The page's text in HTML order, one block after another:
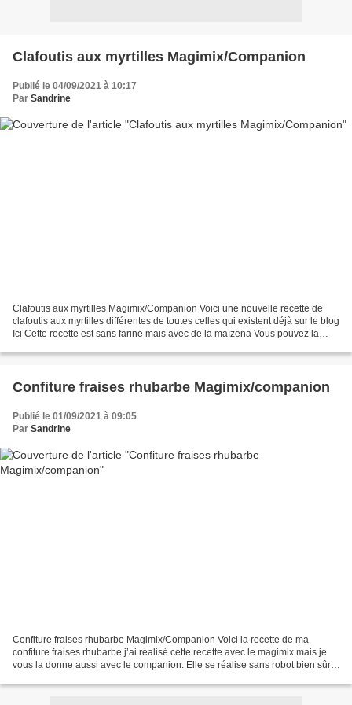
Clafoutis aux myrtilles Magimix/Companion
Publié le 04/09/2021 à 10:17
Par Sandrine
Clafoutis aux myrtilles Magimix/Companion Voici une nouvelle recette de
clafoutis aux myrtilles différentes de toutes celles qui existent déjà sur le blog
Ici Cette recette est sans farine mais avec de la maïzena Vous pouvez la
Confiture fraises rhubarbe Magimix/companion
Publié le 01/09/2021 à 09:05
Par Sandrine
Confiture fraises rhubarbe Magimix/Companion Voici la recette de ma
confiture fraises rhubarbe j’ai réalisé cette recette avec le magimix mais je
vous la donne aussi avec le companion. Elle se réalise sans robot bien sûr.